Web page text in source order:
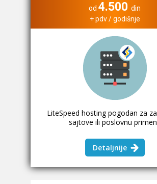
od 4.500 din
+ pdv / godišnje
LiteSpeed hosting pogodan za
sajtove ili poslovnu
Detaljnije